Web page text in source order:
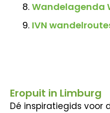
Wandelagenda
IVN
Eropuit in Limburg
Dé inspiratiegids voor